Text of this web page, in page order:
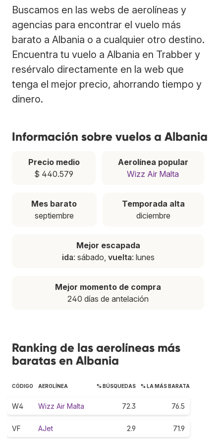
Buscamos en las webs de aerolíneas y
agencias para encontrar el vuelo más
barato a Albania o a cualquier otro destino.
Encuentra tu vuelo a Albania en Trabber y
resérvalo directamente en la web que
tenga el mejor precio, ahorrando tiempo y
dinero.
Información sobre vuelos a Albania
Precio medio
$ 440.579
Aerolínea popular
Wizz Air Malta
Mes barato
septiembre
Temporada alta
diciembre
Mejor escapada
ida: sábado, vuelta: lunes
Mejor momento de compra
240 días de antelación
Ranking de las aerolíneas más
baratas en Albania
CÓDIGO AEROLÍNEA % BÚSQUEDAS % LA MÁS BARATA
W4 Wizz Air Malta 72.3 76.5
VF AJet 2.9 71.9